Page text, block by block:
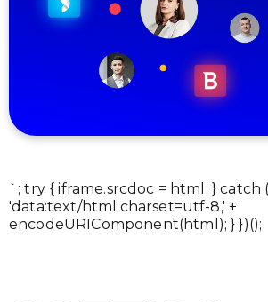
`; try { iframe.srcdoc = html; } catch
'data:text/html;charset=utf-8,' +
encodeURIComponent(html); } })();